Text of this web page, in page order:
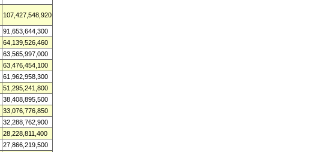
107,427,548,920
91,653,644,300
64,139,526,460
63,565,997,000
63,476,454,100
61,962,958,300
51,295,241,800
38,408,895,500
33,076,776,850
32,288,762,900
28,228,811,400
27,866,219,500